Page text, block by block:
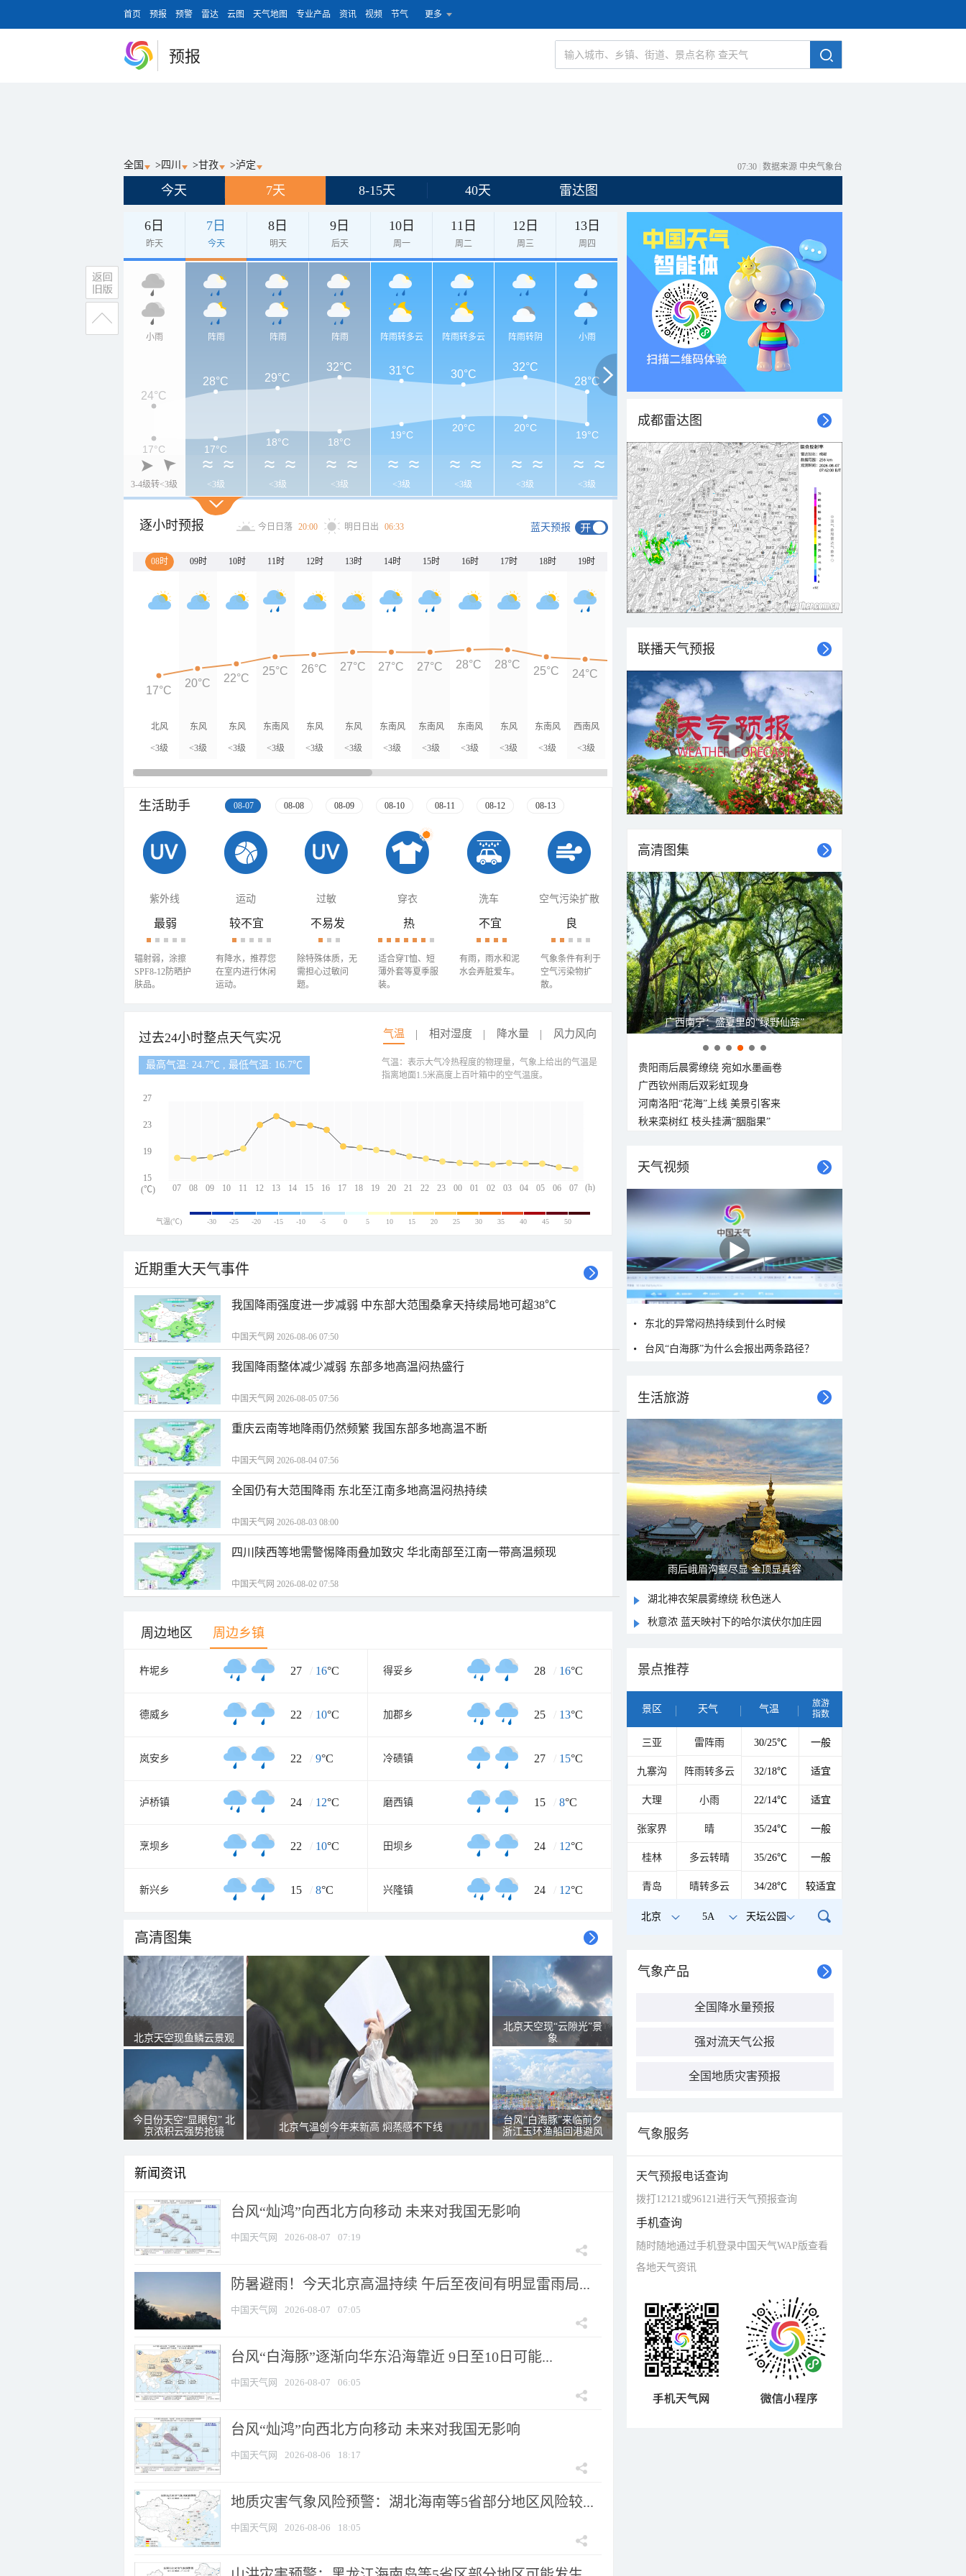
首页 预报 预警 雷达 云图 天气地图 专业产品 资讯 视频 节气 更多
预报
全国 > 四川 >甘孜 >泸定 07:30 数据来源 中央气象台
今天 7天 8-15天 40天 雷达图
6日
昨天
7日
今天
8日
明天
9日
后天
10日
周一
11日
周二
12日
周三
13日
周四
小雨
3-4级转<3级
阵雨
<3级
阵雨
<3级
阵雨
<3级
阵雨转多云
<3级
阵雨转多云
<3级
阵雨转阴
<3级
小雨
<3级
24°C
28°C 29°C
32°C 31°C 30°C
32°C
28°C
17°C 17°C
18°C 18°C
19°C
20°C 20°C
19°C
逐小时预报 今日日落 20:00 明日日出 06:33 蓝天预报
08时 09时 10时 11时 12时 13时 14时 15时 16时 17时 18时 19时 20时 21时 22时 23时 00时 01时
北风
<3级
东风
<3级
东风
<3级
东南风
<3级
东风
<3级
东风
<3级
东南风
<3级
东南风
<3级
东南风
<3级
东风
<3级
东南风
<3级
西南风
<3级
东风
<3级
东北风
<3级
西南风
<3级
东北风
<3级
东南风
<3级
西南风
17°C
20°C 22°C
25°C 26°C 27°C 27°C 27°C 28°C 28°C
25°C 24°C 23°C 22°C 22°C 21°C 20°C 19°C
生活助手 08-07 08-08 08-09 08-10 08-11 08-12 08-13
紫外线 运动 过敏 穿衣 洗车 空气污染扩散
最弱
辐射弱，涂擦
SPF8-12防晒护
肤品。
较不宜
有降水，推荐您
在室内进行休闲
运动。
不易发
除特殊体质，无
需担心过敏问
题。
热
适合穿T恤、短
薄外套等夏季服
装。
不宜
有雨，雨水和泥
水会弄脏爱车。
良
气象条件有利于
空气污染物扩
散。
过去24小时整点天气实况 气温 相对湿度 降水量 风力风向
最高气温: 24.7℃ , 最低气温: 16.7℃
07 08 09 10 11 12 13 14 15 16 17 18 19 20 21 22 23 00 01 02 03 04 05 06 07
27
23
19
15
(h)
(℃)
气温：表示大气冷热程度的物理量，气象上给出的气温是
指离地面1.5米高度上百叶箱中的空气温度。
气温(℃) -30 -25 -20 -15 -10 -5 0 5 10 15 20 25 30 35 40 45 50
近期重大天气事件
我国降雨强度进一步减弱 中东部大范围桑拿天持续局地可超38℃
中国天气网 2026-08-06 07:50
我国降雨整体减少减弱 东部多地高温闷热盛行
中国天气网 2026-08-05 07:56
重庆云南等地降雨仍然频繁 我国东部多地高温不断
中国天气网 2026-08-04 07:56
全国仍有大范围降雨 东北至江南多地高温闷热持续
中国天气网 2026-08-03 08:00
四川陕西等地需警惕降雨叠加致灾 华北南部至江南一带高温频现
中国天气网 2026-08-02 07:58
周边地区 周边乡镇
杵坭乡 27 / 16°C 得妥乡 28 / 16°C
德威乡 22 / 10°C 加郡乡 25 / 13°C
岚安乡 22 / 9°C 冷碛镇 27 / 15°C
泸桥镇 24 / 12°C 磨西镇 15 / 8°C
烹坝乡 22 / 10°C 田坝乡 24 / 12°C
新兴乡 15 / 8°C 兴隆镇 24 / 12°C
高清图集
北京天空现鱼鳞云景观
今日份天空“显眼包” 北
京浓积云强势抢镜
北京气温创今年来新高 焖蒸感不下线
北京天空现“云隙光”景
象
台风“白海豚”来临前夕
浙江玉环渔船回港避风
新闻资讯
台风“灿鸿”向西北方向移动 未来对我国无影响
中国天气网 2026-08-07 07:19
防暑避雨！今天北京高温持续 午后至夜间有明显雷雨局...
中国天气网 2026-08-07 07:05
台风“白海豚”逐渐向华东沿海靠近 9日至10日可能...
中国天气网 2026-08-07 06:05
台风“灿鸿”向西北方向移动 未来对我国无影响
中国天气网 2026-08-06 18:17
地质灾害气象风险预警：湖北海南等5省部分地区风险较...
中国天气网 2026-08-06 18:05
成都雷达图
联播天气预报
高清图集
广西南宁：盛夏里的“绿野仙踪”
贵阳雨后晨雾缭绕 宛如水墨画卷
广西钦州雨后双彩虹现身
河南洛阳“花海”上线 美景引客来
秋来栾树红 枝头挂满“胭脂果”
天气视频
东北的异常闷热持续到什么时候
台风“白海豚”为什么会报出两条路径？
生活旅游
雨后峨眉沟壑尽显 金顶显真容
湖北神农架晨雾缭绕 秋色迷人
秋意浓 蓝天映衬下的哈尔滨伏尔加庄园
景点推荐
景区 天气 气温
旅游
指数
三亚 雷阵雨 30/25℃ 一般
九寨沟 阵雨转多云 32/18℃ 适宜
大理 小雨 22/14℃ 适宜
张家界 晴 35/24℃ 一般
桂林 多云转晴 35/26℃ 一般
青岛 晴转多云 34/28℃ 较适宜
北京 5A 天坛公园
气象产品
全国降水量预报
强对流天气公报
全国地质灾害预报
气象服务
天气预报电话查询
拨打12121或96121进行天气预报查询
手机查询
随时随地通过手机登录中国天气WAP版查看
各地天气资讯